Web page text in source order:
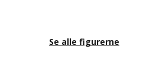
Se alle figurerne